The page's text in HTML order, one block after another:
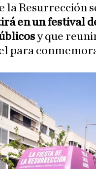
la Resurrección
en un festival
y que
para